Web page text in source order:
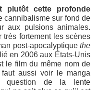
plutôt cette profonde
cannibalisme sur fond de
aux pulsions animales.
fortement les scènes
post-apocalyptique the
en 2006 aux États-Unis
le film du même nom de
aussi voir le manga
question de la lente